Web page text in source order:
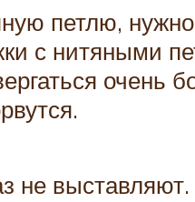
петлю,
с нитяными
не